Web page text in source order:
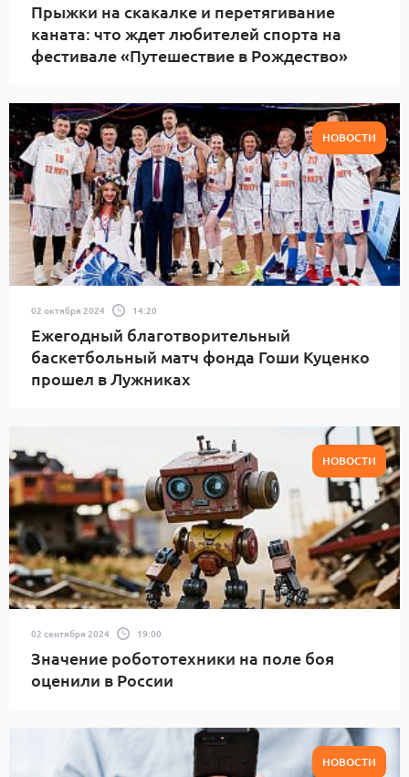
Прыжки на скакалке и перетягивание
каната: что ждет любителей спорта на
фестивале «Путешествие в Рождество»
НОВОСТИ
02 октября 2024 14:20
Ежегодный благотворительный
баскетбольный матч фонда Гоши Куценко
прошел в Лужниках
НОВОСТИ
02 сентября 2024 19:00
Значение робототехники на поле боя
оценили в России
НОВОСТИ